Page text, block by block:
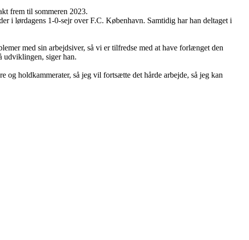
frem til sommeren 2023.
i lørdagens 1-0-sejr over F.C. København. Samtidig har han deltaget i
med sin arbejdsiver, så vi er tilfredse med at have forlænget den
udviklingen, siger han.
holdkammerater, så jeg vil fortsætte det hårde arbejde, så jeg kan